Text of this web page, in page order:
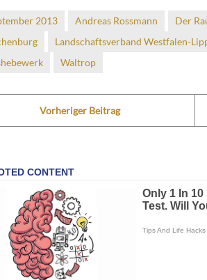
2013 Andreas Rossmann
Der
Landschaftsverband Westfalen-
Waltrop
Vorheriger Beitrag